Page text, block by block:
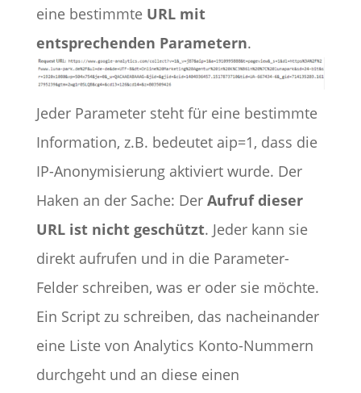
eine bestimmte URL mit
entsprechenden Parametern.
Jeder Parameter steht für eine bestimmte
Information, z.B. bedeutet aip=1, dass die
IP-Anonymisierung aktiviert wurde. Der
Haken an der Sache: Der Aufruf dieser
URL ist nicht geschützt. Jeder kann sie
direkt aufrufen und in die Parameter-
Felder schreiben, was er oder sie möchte.
Ein Script zu schreiben, das nacheinander
eine Liste von Analytics Konto-Nummern
durchgeht und an diese einen